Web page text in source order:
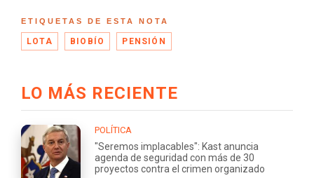
ETIQUETAS DE ESTA NOTA
LOTA BIOBÍO PENSIÓN
LO MÁS RECIENTE
POLÍTICA
"Seremos implacables": Kast anuncia
agenda de seguridad con más de 30
proyectos contra el crimen organizado